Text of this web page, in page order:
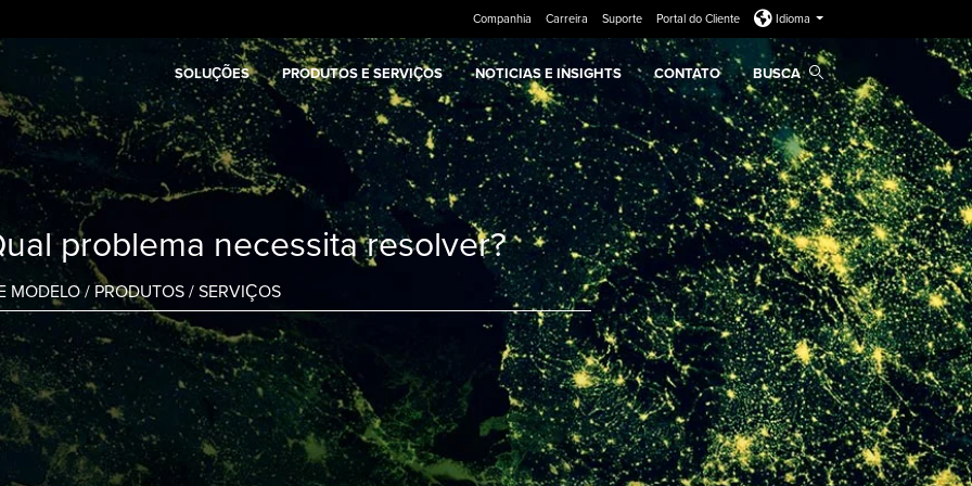
Companhia Carreira Suporte Portal do Cliente Idioma
SOLUÇÕES PRODUTOS E SERVIÇOS NOTICIAS E INSIGHTS CONTATO BUSCA
problema necessita resolver?